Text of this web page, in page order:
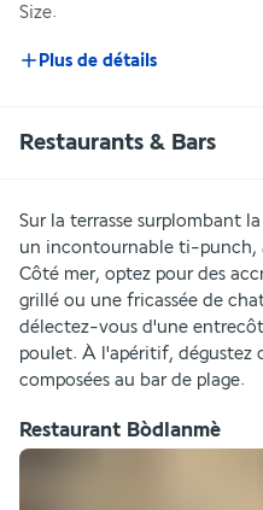
Size.
Plus de détails
Restaurants & Bars
Sur la terrasse surplombant
un incontournable ti-punch,
Côté mer, optez pour des
grillé ou une fricassée de
délectez-vous d'une
poulet. À l'apéritif, dégustez
composées au bar de plage.
Restaurant Bòdlanmè